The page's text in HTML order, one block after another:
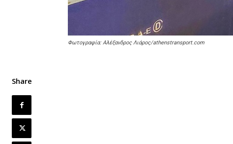
Φωτογραφία: Αλέξανδρος Λιάρος/athenstransport.com
Share